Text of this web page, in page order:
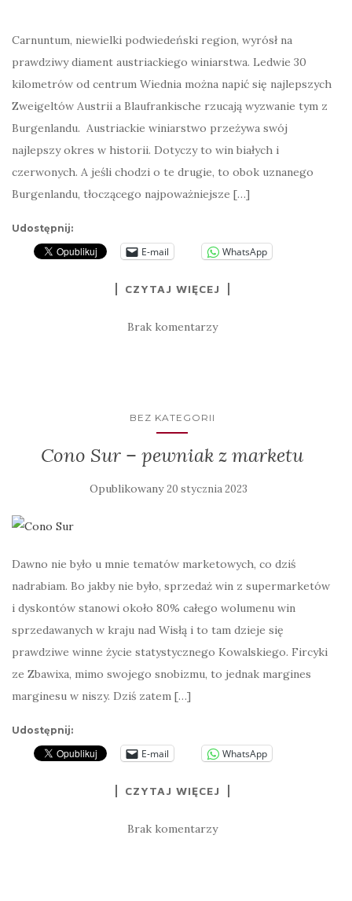
Carnuntum, niewielki podwiedeński region, wyrósł na
prawdziwy diament austriackiego winiarstwa. Ledwie 30
kilometrów od centrum Wiednia można napić się najlepszych
Zweigeltów Austrii a Blaufrankische rzucają wyzwanie tym z
Burgenlandu. Austriackie winiarstwo przeżywa swój
najlepszy okres w historii. Dotyczy to win białych i
czerwonych. A jeśli chodzi o te drugie, to obok uznanego
Burgenlandu, tłoczącego najpoważniejsze […]
Udostępnij:
E-mail WhatsApp
CZYTAJ WIĘCEJ
Brak komentarzy
BEZ KATEGORII
Cono Sur – pewniak z marketu
Opublikowany20 stycznia 2023
Dawno nie było u mnie tematów marketowych, co dziś
nadrabiam. Bo jakby nie było, sprzedaż win z supermarketów
i dyskontów stanowi około 80% całego wolumenu win
sprzedawanych w kraju nad Wisłą i to tam dzieje się
prawdziwe winne życie statystycznego Kowalskiego. Fircyki
ze Zbawixa, mimo swojego snobizmu, to jednak margines
marginesu w niszy. Dziś zatem […]
Udostępnij:
E-mail WhatsApp
CZYTAJ WIĘCEJ
Brak komentarzy